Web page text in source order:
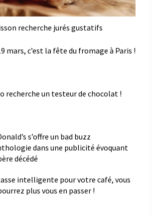
recherche jurés gustatifs
mars, c’est la fête du fromage à Paris !
recherche un testeur de chocolat !
s’offre un bad buzz
dans une publicité évoquant
décédé
intelligente pour votre café, vous
plus vous en passer !